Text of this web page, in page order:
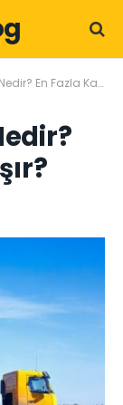
Fazla Kaç Ton Taşır?